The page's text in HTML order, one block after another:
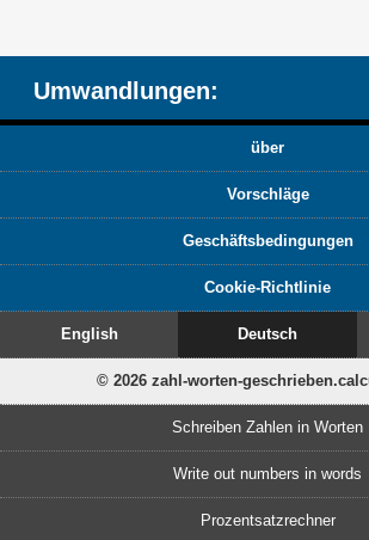
Umwandlungen:
über
Vorschläge
Geschäftsbedingungen
Cookie-Richtlinie
English Deutsch
© 2026 zahl-worten-
Schreiben Zahlen in Worten
Write out numbers in words
Prozentsatzrechner